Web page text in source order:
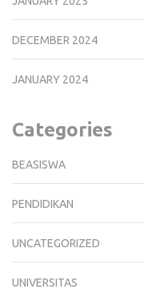
DECEMBER 2024
JANUARY 2024
Categories
BEASISWA
PENDIDIKAN
UNCATEGORIZED
UNIVERSITAS